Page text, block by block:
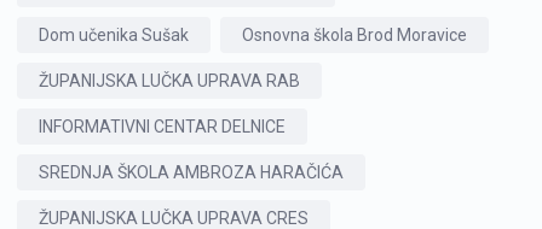
Dom učenika Sušak Osnovna škola Brod Moravice
ŽUPANIJSKA LUČKA UPRAVA RAB
INFORMATIVNI CENTAR DELNICE
SREDNJA ŠKOLA AMBROZA HARAČIĆA
ŽUPANIJSKA LUČKA UPRAVA CRES